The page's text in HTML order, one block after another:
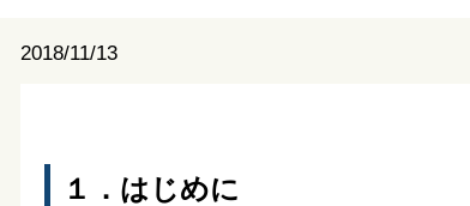
2018/11/13
１．はじめに